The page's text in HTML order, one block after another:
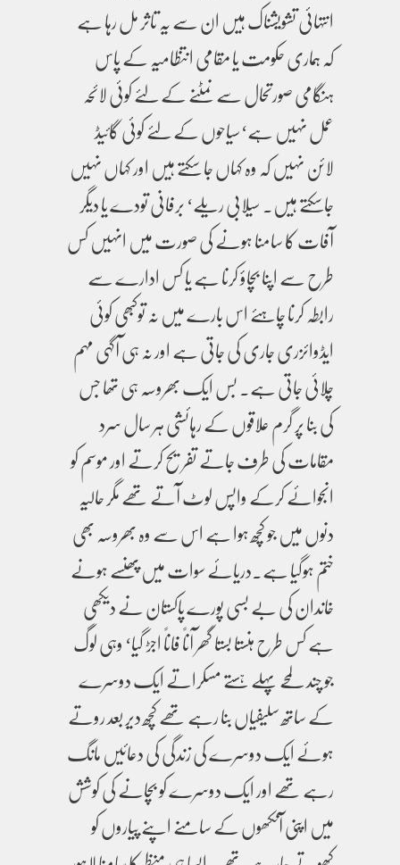
انتہائی تشویشناک ہیں ان سے یہ تاثر مل رہا ہے
کہ ہماری حکومت یا مقامی انتظامیہ کے پاس
ہنگامی صورتحال سے نمٹنے کے لئے کوئی لائحہ
عمل نہیں ہے‘سیاحوں کے لئے کوئی گائیڈ
لائن نہیں کہ وہ کہاں جا سکتے ہیں اور کہاں نہیں
جاسکتے ہیں۔ سیلابی ریلے‘ برفانی تودے یا دیگر
آفات کا سامنا ہونے کی صورت میں انہیں کس
طرح سے اپنا بچاؤ کرنا ہے یا کس ادارے سے
رابطہ کرنا چاہئے اس بارے میں نہ توکبھی کوئی
ایڈوائزری جاری کی جاتی ہے اور نہ ہی آگہی مہم
چلائی جاتی ہے۔ بس ایک بھروسہ ہی تھا جس
کی بنا پر گرم علاقوں کے رہائشی ہر سال سرد
مقامات کی طرف جاتے تفریح کرتے اور موسم کو
انجوائے کرکے واپس لوٹ آتے تھے مگر حالیہ
دنوں میں جو کچھ ہوا ہے اس سے وہ بھروسہ بھی
ختم ہوگیا ہے۔دریائے سوات میں پھنسے ہونے
خاندان کی بے بسی پورے پاکستان نے دیکھی
ہے کس طرح ہنستا بستا گھر آناً فاناً اجڑ گیا‘ وہی لوگ
جو چند لمحے پہلے ہستے مسکراتے ایک دوسرے
کے ساتھ سلیفیاں بنا رہے تھے کچھ دیر بعد روتے
ہوئے ایک دوسرے کی زندگی کی دعائیں مانگ
رہے تھے اور ایک دوسرے کو بچانے کی کوشش
میں اپنی آنکھوں کے سامنے اپنے پیاروں کو